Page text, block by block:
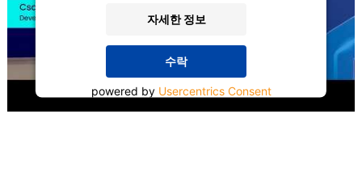
자세한 정보
수락
powered by Usercentrics Consent